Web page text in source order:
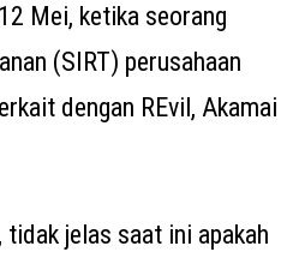
Mei, ketika seorang
(SIRT) perusahaan
dengan REvil, Akamai
tidak jelas saat ini apakah